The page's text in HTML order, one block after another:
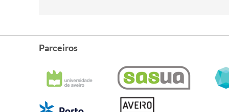
Parceiros